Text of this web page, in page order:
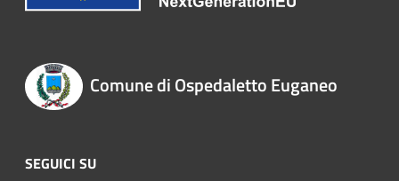
Comune di Ospedaletto Euganeo
SEGUICI SU